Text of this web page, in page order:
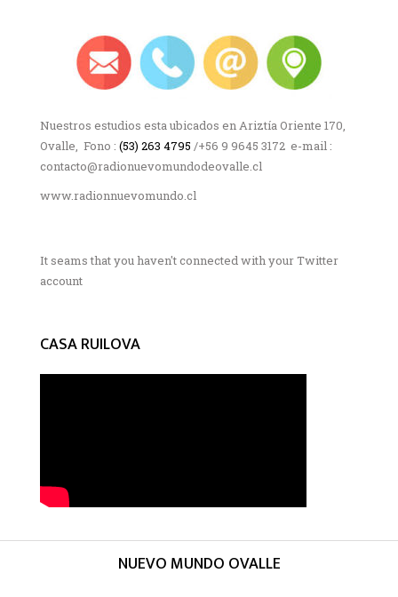
Nuestros estudios esta ubicados en Ariztía Oriente 170,
Ovalle, Fono : (53) 263 4795 /+56 9 9645 3172 e-mail :
contacto@radionuevomundodeovalle.cl
www.radionnuevomundo.cl
It seams that you haven't connected with your Twitter
account
CASA RUILOVA
NUEVO MUNDO OVALLE